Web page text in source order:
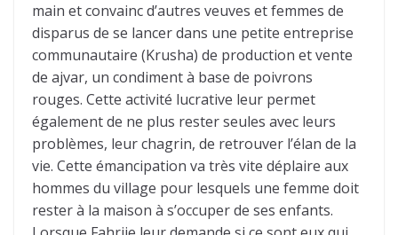
main et convainc d’autres veuves et femmes de
disparus de se lancer dans une petite entreprise
communautaire (Krusha) de production et vente
de ajvar, un condiment à base de poivrons
rouges. Cette activité lucrative leur permet
également de ne plus rester seules avec leurs
problèmes, leur chagrin, de retrouver l’élan de la
vie. Cette émancipation va très vite déplaire aux
hommes du village pour lesquels une femme doit
rester à la maison à s’occuper de ses enfants.